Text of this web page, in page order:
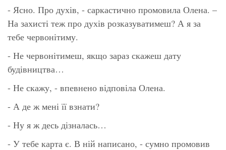
- Ясно. Про духів, - саркастично промовила Олена. –
На захисті теж про духів розказуватимеш? А я за
тебе червонітиму.
- Не червонітимеш, якщо зараз скажеш дату
будівництва…
- Не скажу, - впевнено відповіла Олена.
- А де ж мені її взнати?
- Ну я ж десь дізналась…
- У тебе карта є. В ній написано, - сумно промовив